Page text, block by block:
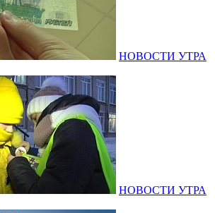
НОВОСТИ УТРА
НОВОСТИ УТРА